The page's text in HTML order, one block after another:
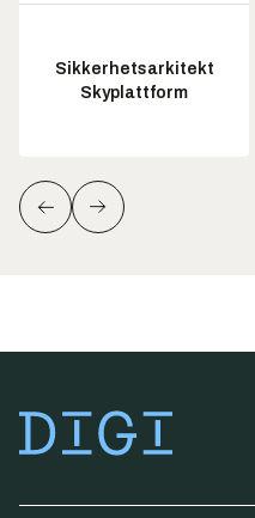
Sikkerhetsarkitekt
Skyplattform